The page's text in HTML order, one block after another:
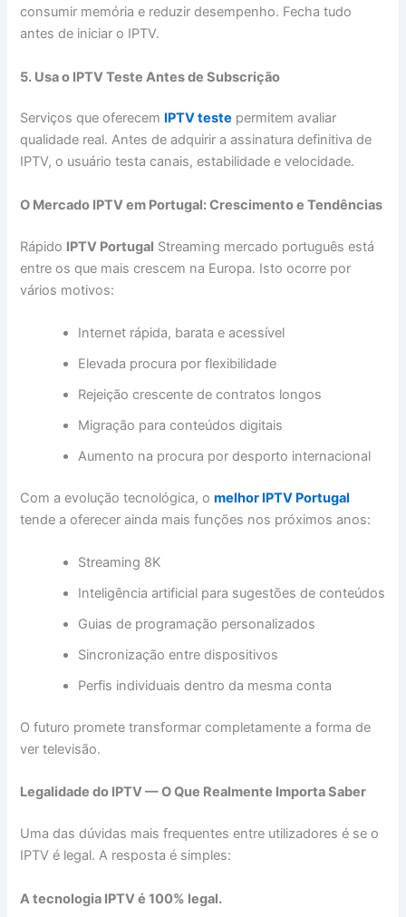
consumir memória e reduzir desempenho. Fecha tudo
antes de iniciar o IPTV.
5. Usa o IPTV Teste Antes de Subscrição
Serviços que oferecem IPTV teste permitem avaliar
qualidade real. Antes de adquirir a assinatura definitiva de
IPTV, o usuário testa canais, estabilidade e velocidade.
O Mercado IPTV em Portugal: Crescimento e Tendências
Rápido IPTV Portugal Streaming mercado português está
entre os que mais crescem na Europa. Isto ocorre por
vários motivos:
Internet rápida, barata e acessível
Elevada procura por flexibilidade
Rejeição crescente de contratos longos
Migração para conteúdos digitais
Aumento na procura por desporto internacional
Com a evolução tecnológica, omelhor IPTV Portugal
tende a oferecer ainda mais funções nos próximos anos:
Streaming 8K
Inteligência artificial para sugestões de conteúdos
Guias de programação personalizados
Sincronização entre dispositivos
Perfis individuais dentro da mesma conta
O futuro promete transformar completamente a forma de
ver televisão.
Legalidade do IPTV — O Que Realmente Importa Saber
Uma das dúvidas mais frequentes entre utilizadores é se o
IPTV é legal. A resposta é simples:
A tecnologia IPTV é 100% legal.